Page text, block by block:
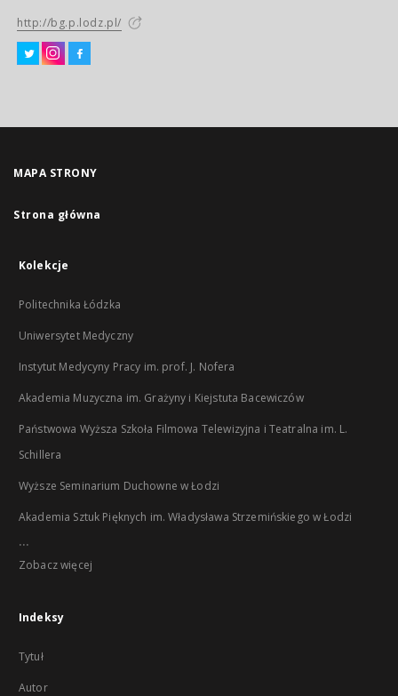
http://bg.p.lodz.pl/
MAPA STRONY
Strona główna
Kolekcje
Politechnika Łódzka
Uniwersytet Medyczny
Instytut Medycyny Pracy im. prof. J. Nofera
Akademia Muzyczna im. Grażyny i Kiejstuta Bacewiczów
Państwowa Wyższa Szkoła Filmowa Telewizyjna i Teatralna im. L.
Schillera
Wyższe Seminarium Duchowne w Łodzi
Akademia Sztuk Pięknych im. Władysława Strzemińskiego w Łodzi
...
Zobacz więcej
Indeksy
Tytuł
Autor